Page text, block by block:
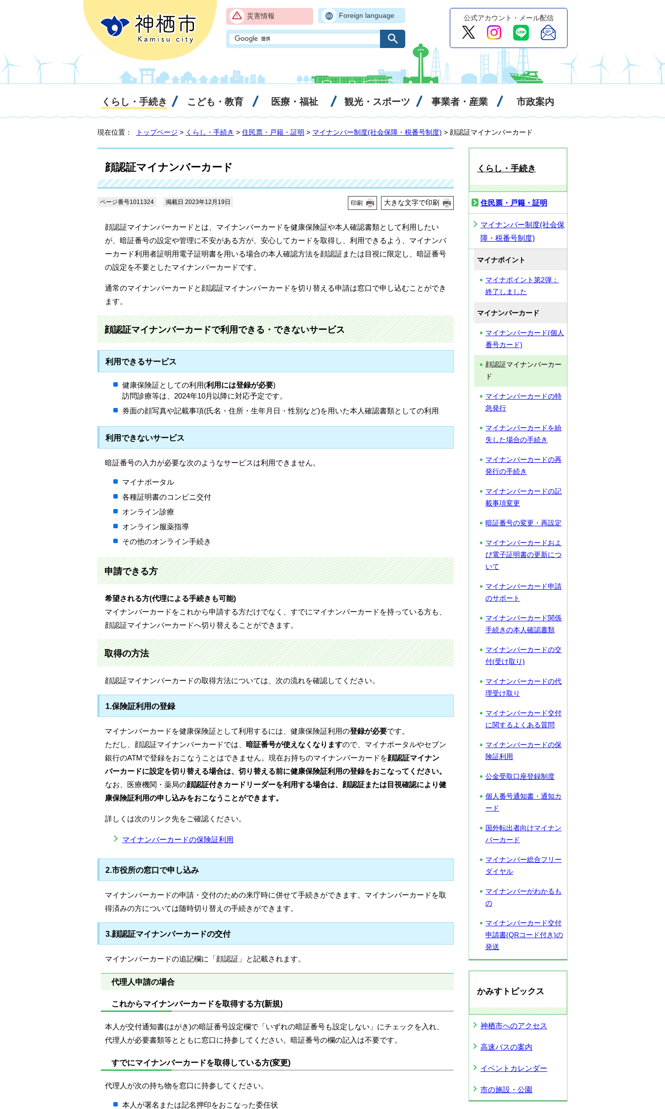
災害情報 Foreign language 公式アカウント・メール配信
くらし・手続き こども・教育 医療・福祉 観光・スポーツ 事業者・産業 市政案内
現在位置： トップページ > くらし・手続き > 住民票・戸籍・証明 > マイナンバー制度(社会保障・税番号制度) > 顔認証マイナンバーカード
顔認証マイナンバーカード
ページ番号1011324 掲載日 2023年12月19日 印刷 大きな文字で印刷
顔認証マイナンバーカードとは、マイナンバーカードを健康保険証や本人確認書類として利用したい
が、暗証番号の設定や管理に不安がある方が、安心してカードを取得し、利用できるよう、マイナンバ
ーカード利用者証明用電子証明書を用いる場合の本人確認方法を顔認証または目視に限定し、暗証番号
の設定を不要としたマイナンバーカードです。
通常のマイナンバーカードと顔認証マイナンバーカードを切り替える申請は窓口で申し込むことができ
ます。
顔認証マイナンバーカードで利用できる・できないサービス
利用できるサービス
健康保険証としての利用(利用には登録が必要)
訪問診療等は、2024年10月以降に対応予定です。
券面の顔写真や記載事項(氏名・住所・生年月日・性別など)を用いた本人確認書類としての利用
利用できないサービス
暗証番号の入力が必要な次のようなサービスは利用できません。
マイナポータル
各種証明書のコンビニ交付
オンライン診療
オンライン服薬指導
その他のオンライン手続き
申請できる方
希望される方(代理による手続きも可能)
マイナンバーカードをこれから申請する方だけでなく、すでにマイナンバーカードを持っている方も、
顔認証マイナンバーカードへ切り替えることができます。
取得の方法
顔認証マイナンバーカードの取得方法については、次の流れを確認してください。
1.保険証利用の登録
マイナンバーカードを健康保険証として利用するには、健康保険証利用の登録が必要です。
ただし、顔認証マイナンバーカードでは、 暗証番号が使えなくなりますので、マイナポータルやセブン
銀行のATMで登録をおこなうことはできません。現在お持ちのマイナンバーカードを顔認証マイナン
バーカードに設定を切り替える場合は、切り替える前に健康保険証利用の登録をおこなってください。
なお、医療機関・薬局の顔認証付きカードリーダーを利用する場合は、顔認証または目視確認により健
康保険証利用の申し込みをおこなうことができます。
詳しくは次のリンク先をご確認ください。
マイナンバーカードの保険証利用
2.市役所の窓口で申し込み
マイナンバーカードの申請・交付のための来庁時に併せて手続きができます。マイナンバーカードを取
得済みの方については随時切り替えの手続きができます。
3.顔認証マイナンバーカードの交付
マイナンバーカードの追記欄に「顔認証」と記載されます。
代理人申請の場合
これからマイナンバーカードを取得する方(新規)
本人が交付通知書(はがき)の暗証番号設定欄で「いずれの暗証番号も設定しない」にチェックを入れ、
代理人が必要書類等とともに窓口に持参してください。暗証番号の欄の記入は不要です。
すでにマイナンバーカードを取得している方(変更)
代理人が次の持ち物を窓口に持参してください。
本人が署名または記名押印をおこなった委任状
くらし・手続き
住民票・戸籍・証明
マイナンバー制度(社会保
障・税番号制度)
マイナポイント
マイナポイント第2弾：
終了しました
マイナンバーカード
マイナンバーカード(個人
番号カード)
顔認証マイナンバーカー
ド
マイナンバーカードの特
急発行
マイナンバーカードを紛
失した場合の手続き
マイナンバーカードの再
発行の手続き
マイナンバーカードの記
載事項変更
暗証番号の変更・再設定
マイナンバーカードおよ
び電子証明書の更新につ
いて
マイナンバーカード申請
のサポート
マイナンバーカード関係
手続きの本人確認書類
マイナンバーカードの交
付(受け取り)
マイナンバーカードの代
理受け取り
マイナンバーカード交付
に関するよくある質問
マイナンバーカードの保
険証利用
公金受取口座登録制度
個人番号通知書・通知カ
ード
国外転出者向けマイナン
バーカード
マイナンバー総合フリー
ダイヤル
マイナンバーがわかるも
の
マイナンバーカード交付
申請書(QRコード付き)の
発送
かみすトピックス
神栖市へのアクセス
高速バスの案内
イベントカレンダー
市の施設・公園